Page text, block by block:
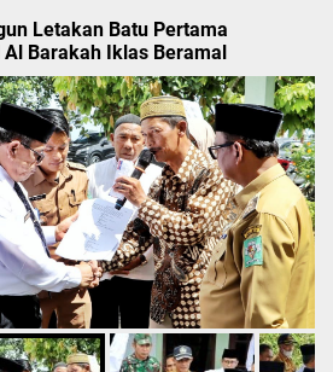
Letakan Batu Pertama
Barakah Iklas Beramal